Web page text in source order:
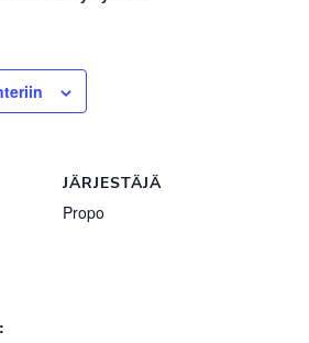
JÄRJESTÄJÄ
Propo